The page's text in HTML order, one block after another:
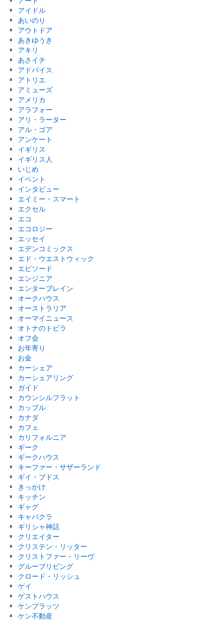
アイドル
あいのり
アウトドア
あきゆうき
アキリ
あさイチ
アドバイス
アトリエ
アミューズ
アメリカ
アラフォー
アリ・ラーター
アル・ゴア
アンケート
イギリス
イギリス人
いじめ
イベント
インタビュー
エイミー・スマート
エクセル
エコ
エコロジー
エッセイ
エデンコミックス
エド・ウエストウィック
エピソード
エンジニア
エンターブレイン
オークハウス
オーストラリア
オーマイニュース
オトナのトビラ
オフ会
お年寄り
お金
カーシェア
カーシェアリング
ガイド
カウンシルフラット
カップル
カナダ
カフェ
カリフォルニア
ギーク
ギークハウス
キーファー・サザーランド
ギイ・ブドス
きっかけ
キッチン
ギャグ
キャバクラ
ギリシャ神話
クリエイター
クリステン・リッター
クリストファー・リーヴ
グループリビング
クロード・リッシュ
ゲイ
ゲストハウス
ケンプラッツ
ケン不動産